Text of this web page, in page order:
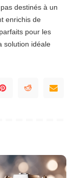
destinés à un
enrichis de
pour les
solution idéale